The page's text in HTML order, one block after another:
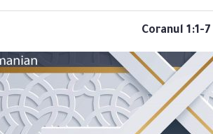
Coranul 1:1-7